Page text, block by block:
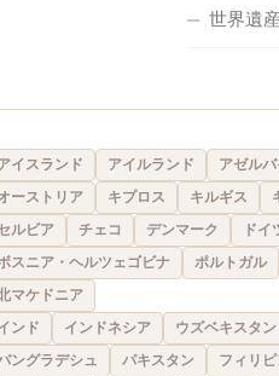
世界遺
イスランド アイルランド アゼル
ーストリア
キプロス キルギス
ルビア
チェコ デンマーク ドイ
スニア・ヘルツェゴビナ
ポルトガル
マケドニア
ンド インドネシア ウズベキスタン
ングラデシュ
パキスタン フィリ